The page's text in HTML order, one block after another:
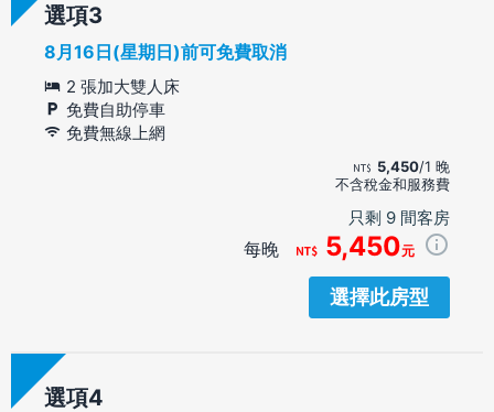
選項
8月16日(星期日)前可免費取消
2 張加大雙人床
免費自助停車
免費無線上網
5,450/1 晚
不含稅金和服務費
只剩 9 間客房
每晚 5,450元
選擇此房型
選項